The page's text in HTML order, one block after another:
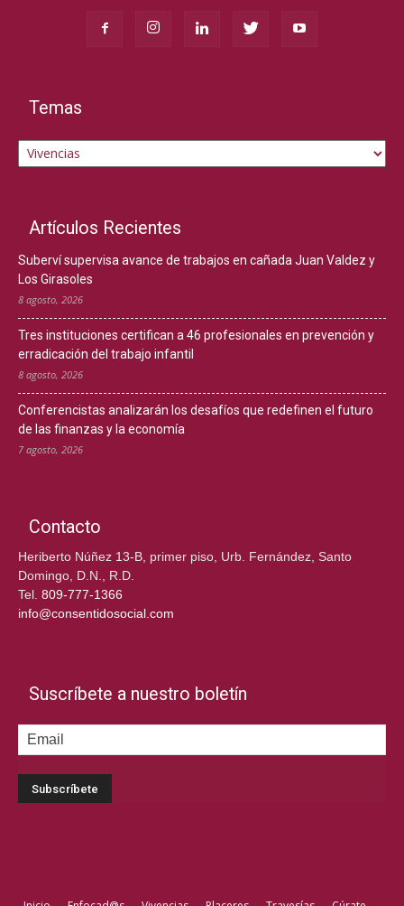
Temas
Temas
Artículos Recientes
Suberví supervisa avance de trabajos en cañada Juan Valdez y
Los Girasoles
8 agosto, 2026
Tres instituciones certifican a 46 profesionales en prevención y
erradicación del trabajo infantil
8 agosto, 2026
Conferencistas analizarán los desafíos que redefinen el futuro
de las finanzas y la economía
7 agosto, 2026
Contacto
Heriberto Núñez 13-B, primer piso, Urb. Fernández, Santo
Domingo, D.N., R.D.
Tel. 809-777-1366
info@consentidosocial.com
Suscríbete a nuestro boletín